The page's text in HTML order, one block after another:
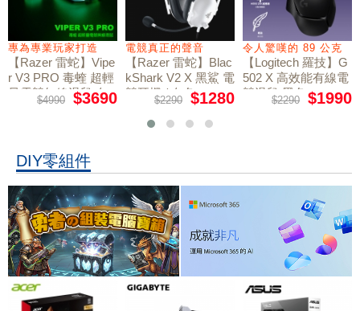
專為專業玩家打造
【Razer 雷蛇】Vipe
r V3 PRO 毒蝰 超輕
量電競無線滑鼠 白
$4990 $3690
電競真正的聲音
【Razer 雷蛇】Blac
kShark V2 X 黑鯊 電
競耳機 / 白色
$2290 $1280
令人驚嘆的 89 公克
【Logitech 羅技】G
502 X 高效能有線電
競滑鼠 黑色
$2290 $1990
DIY零組件